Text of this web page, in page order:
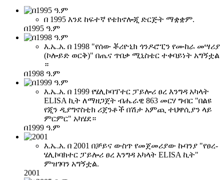
በ 1995 እንደ ከፍተኛ የቴክኖሎጂ ድርጅት ማቋቋም.
በ1995 ዓ.ም
እ.ኤ.አ. በ 1998 "የሰው ቾሪዮኒክ ጎንዶሮፒን የሙከራ መሣሪያ
(ኮሎይድ ወርቅ)" በጤና ጥበቃ ሚኒስቴር ተቀባይነት አግኝቷል
።
በ1998 ዓ.ም
እ.ኤ.አ. በ 1999 የሄሊኮባፕተር ፓይሎሪ ፀረ እንግዳ አካላት
ELISA ኪት ለማዘጋጀት ብሔራዊ 863 መርሃ ግብር "በልዩ
የጂን ዲያግኖስቲክ ሪጀንቶች በሽታ አምጪ ተህዋሲያን ላይ
ምርምር" አካሄደ።
በ1999 ዓ.ም
እ.ኤ.አ. በ 2001 በቻይና ውስጥ የመጀመሪያው ኩባንያ "የፀረ-
ሄሊኮባክተር ፓይሎሪ ፀረ እንግዳ አካላት ELISA ኪት"
ምዝገባን አግኝቷል.
2001